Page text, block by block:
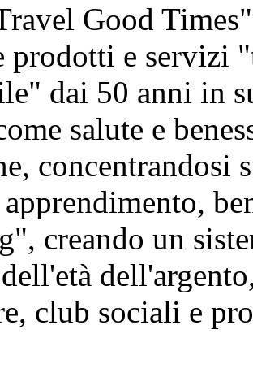
Good
prodotti e servizi
dai 50 anni in
salute e
concentrandosi
creando un
club sociali e